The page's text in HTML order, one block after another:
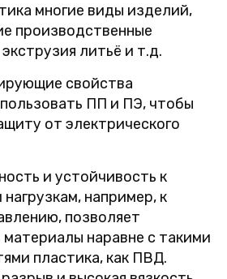
многие виды изделий,
производственные
литьё и т.д.
свойства
ПП и ПЭ, чтобы
от электрического
и устойчивость к
например, к
позволяет
материалы наравне с такими
пластика, как ПВД.